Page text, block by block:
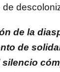
de la
de
silencio